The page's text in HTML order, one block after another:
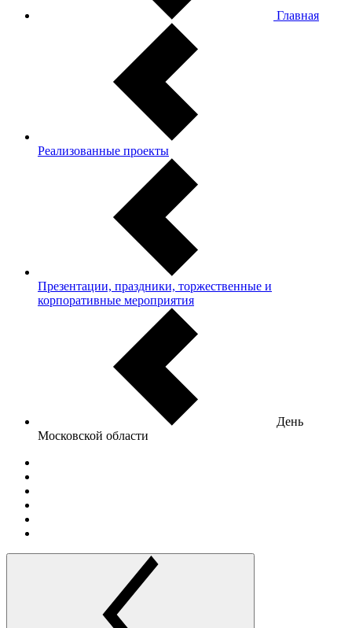
Главная
Реализованные проекты
Презентации, праздники, торжественные и
корпоративные мероприятия
День
Московской области